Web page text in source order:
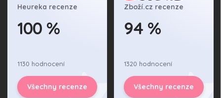
Heureka recenze
100 %
1130 hodnocení
Všechny recenze
Zboží.cz recenze
94 %
1320 hodnocení
Všechny recenze